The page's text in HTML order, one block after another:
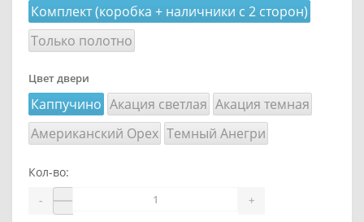
Комплект (коробка + наличники с 2 сторон)
Только полотно
Цвет двери
Каппучино Акация светлая Акация темная
Американский Орех Темный Анегри
Кол-во:
- +